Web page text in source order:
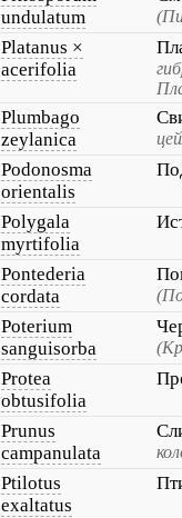
undulatum
Platanus ×
acerifolia
Plumbago
zeylanica
Podonosma
orientalis
Polygala
myrtifolia
Pontederia
cordata
Poterium
sanguisorba
Protea
obtusifolia
Prunus
campanulata
Ptilotus
exaltatus